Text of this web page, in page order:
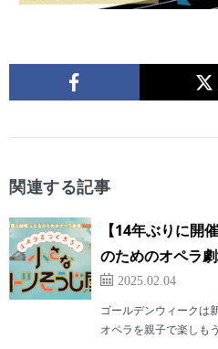
関連する記事
【14年ぶりに開
のためのオペラ
2025.02.04
ゴールデンウィークは
オペラを親子で楽しも